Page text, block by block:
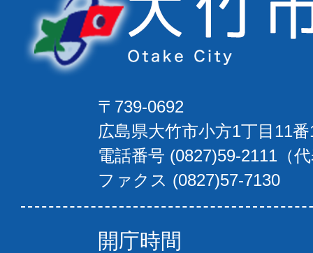
〒739-0692
広島県大竹市小方1丁目11
電話番号 (0827)59-2111（
ファクス (0827)57-7130
開庁時間